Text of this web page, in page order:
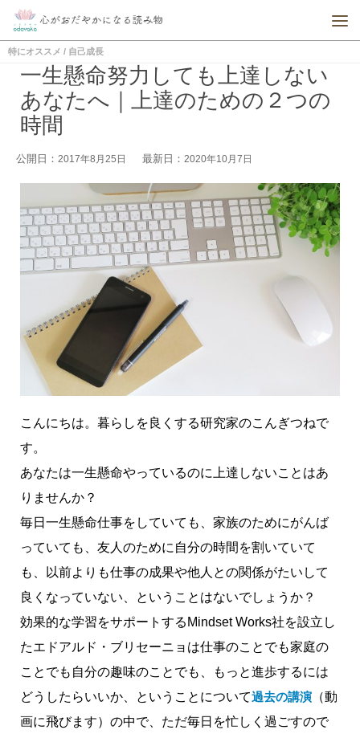
特にオススメ / 自己成長
一生懸命努力しても上達しない
あなたへ｜上達のための２つの
時間
公開日： 2017年8月25日 最新日： 2020年10月7日
こんにちは。暮らしを良くする研究家のこんぎつねで
す。
あなたは一生懸命やっているのに上達しないことはあ
りませんか？
毎日一生懸命仕事をしていても、家族のためにがんば
っていても、友人のために自分の時間を割いていて
も、以前よりも仕事の成果や他人との関係がたいして
良くなっていない、ということはないでしょうか？
効果的な学習をサポートするMindset Works社を設立し
たエドアルド・ブリセーニョは仕事のことでも家庭の
ことでも自分の趣味のことでも、もっと進歩するには
どうしたらいいか、ということについて過去の講演 （動
画に飛びます）の中で、ただ毎日を忙しく過ごすので